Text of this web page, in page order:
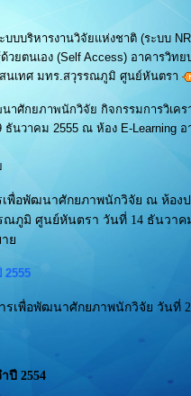
บบบริหารงานวิจัยแห่งชาติ (ระบบ
ตนเอง (Self Access) อาคารวิทย
เทศ มทร.สวุรรณภูมิ ศูนย์หันตรา
าศักยภาพนักวิจัย กิจกรรมการวิเค
วาคม 2555 ณ ห้อง E-Learning อ
เพื่อพัฒนาศักยภาพนักวิจัย ณ ห้อง
ภูมิ ศูนย์หันตรา วันที่ 14 ธันวาคม
ย
เพื่อพัฒนาศักยภาพนักวิจัย วันที่
ปี 2554